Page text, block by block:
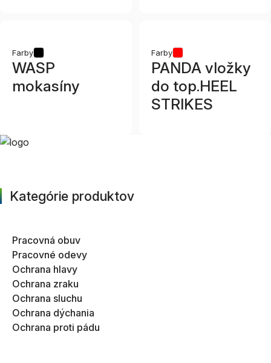
Farby
WASP
mokasíny
Farby
PANDA vložky
do top.HEEL
STRIKES
Kategórie produktov
Pracovná obuv
Pracovné odevy
Ochrana hlavy
Ochrana zraku
Ochrana sluchu
Ochrana dýchania
Ochrana proti pádu